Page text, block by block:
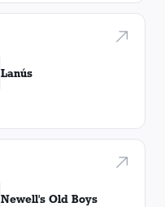
Lanús
Newell's Old Boys